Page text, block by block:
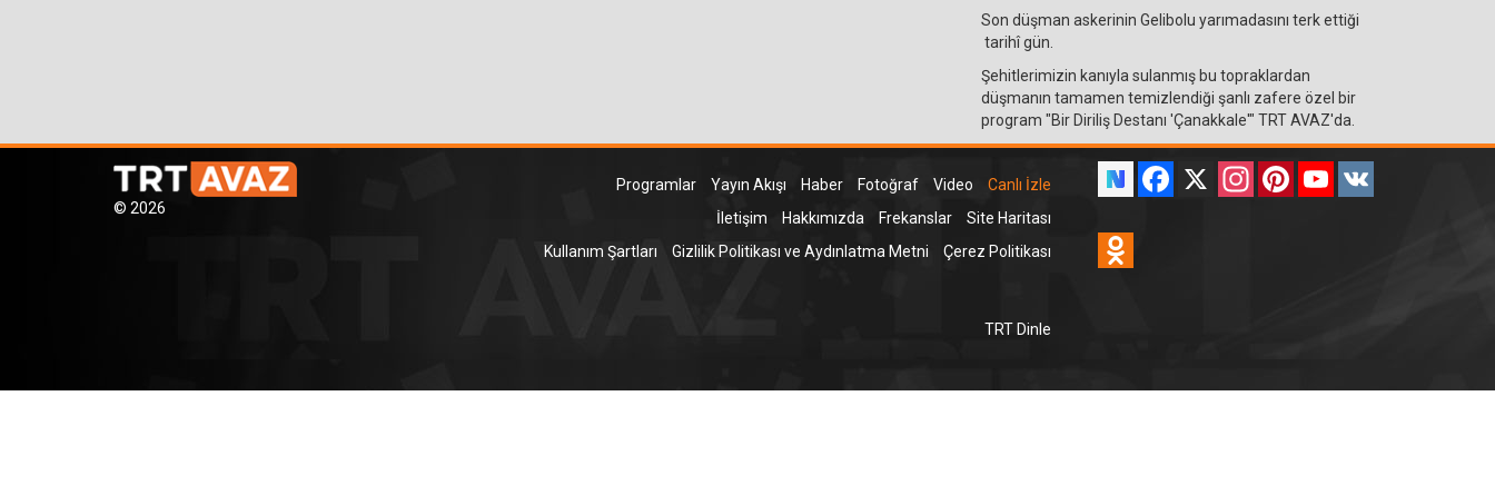
Son düşman askerinin Gelibolu yarımadasını terk ettiği
tarihî gün.
Şehitlerimizin kanıyla sulanmış bu topraklardan
düşmanın tamamen temizlendiği şanlı zafere özel bir
program "Bir Diriliş Destanı 'Çanakkale'" TRT AVAZ'da.
© 2026
Programlar Yayın Akışı Haber Fotoğraf Video
Canlı İzle
İletişim
Hakkımızda Frekanslar
Site Haritası
Kullanım Şartları
Gizlilik Politikası ve Aydınlatma Metni Çerez Politikası
Facebook
X InstagramPinterestYouTube
TRT Dinle